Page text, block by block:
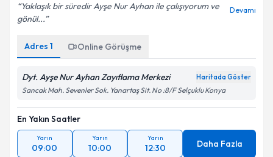
Yaklaşık bir süredir Ayşe Nur Ayhan ile çalışıyorum ve
gönül...
Devamı
Adres 1 Online Görüşme
Dyt. Ayşe Nur Ayhan Zayıflama Merkezi Haritada Göster
Sancak Mah. Sevenler Sok. Yanartaş Sit. No :8/F Selçuklu Konya
En Yakın Saatler
Yarın
09:00
Yarın
10:00
Yarın
12:30 Daha Fazla